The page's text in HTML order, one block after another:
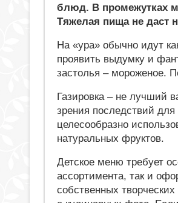
блюд. В промежутках
Тяжелая пища не даст
На «ура» обычно идут
проявить выдумку и
застолья – мороженое.
Газировка – не лучший
зрения последствий для
целесообразно
натуральных фруктов.
Детское меню требует
ассортимента, так и
собственных